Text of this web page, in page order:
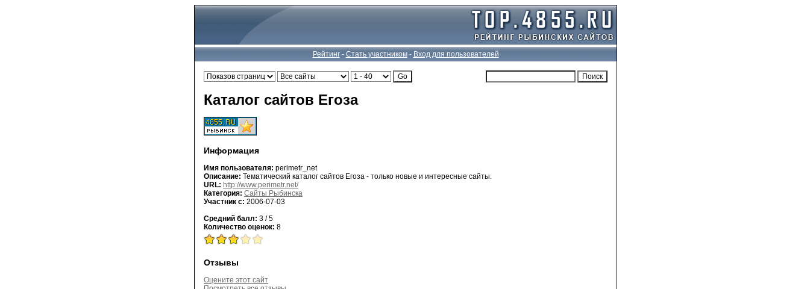
Рейтинг- Стать участником- Вход для пользователей
Каталог сайтов Егоза
Информация
Имя пользователя: perimetr_net
Описание: Тематический каталог сайтов Егоза - только новые и интересные сайты.
URL: http://www.perimetr.net/
Категория: Сайты Рыбинска
Участник с: 2006-07-03
Средний балл: 3 / 5
Количество оценок: 8
Отзывы
Оцените этот сайт